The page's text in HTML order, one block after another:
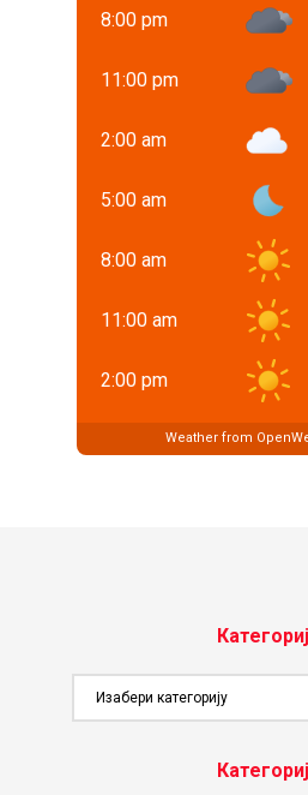
8:00 pm
11:00 pm
2:00 am
5:00 am
8:00 am
11:00 am
2:00 pm
Weather from